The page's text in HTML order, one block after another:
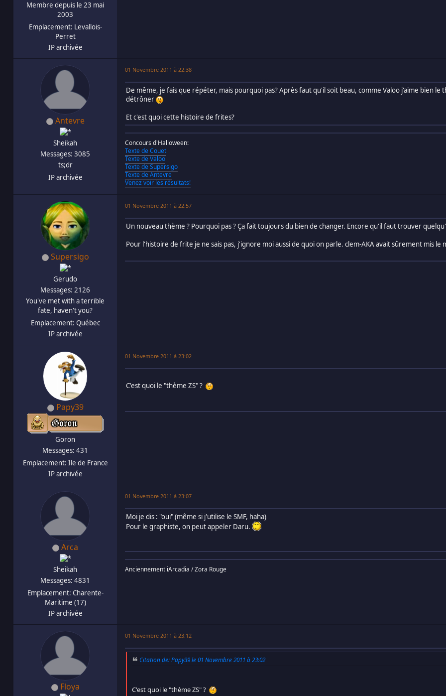
Membre depuis le 23 mai
2003
Emplacement: Levallois-
Perret
IP archivée
Antevre
Sheikah
Messages: 3085
ts;dr
IP archivée
01 Novembre 2011 à 22:38
De même, je fais que répéter, mais pourquoi pas? Après faut qu'il soit beau, comme Valoo j'aime bien
détrôner
Et c'est quoi cette histoire de frites?
Concours d'Halloween:
Texte de Couet
Texte de Valoo
Texte de Supersigo
Texte de Antevre
Venez voir les résultats!
Supersigo
Gerudo
Messages: 2126
You've met with a terrible
fate, haven't you?
Emplacement: Québec
IP archivée
01 Novembre 2011 à 22:57
Un nouveau thème ? Pourquoi pas ? Ça fait toujours du bien de changer. Encore qu'il faut trouver
Pour l'histoire de frite je ne sais pas, j'ignore moi aussi de quoi on parle. clem-AKA avait sûrement mis
Papy39
Goron
Messages: 431
Emplacement: Ile de France
IP archivée
01 Novembre 2011 à 23:02
C'est quoi le "thème ZS" ?
Arca
Sheikah
Messages: 4831
Emplacement: Charente-
Maritime (17)
IP archivée
01 Novembre 2011 à 23:07
Moi je dis : "oui" (même si j'utilise le SMF, haha)
Pour le graphiste, on peut appeler Daru.
Anciennement iArcadia / Zora Rouge
Floya
01 Novembre 2011 à 23:12
Citation de: Papy39 le 01 Novembre 2011 à 23:02
C'est quoi le "thème ZS" ?